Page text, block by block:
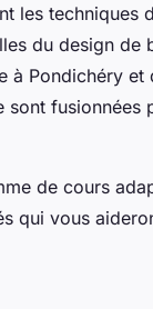
les techniques
du design de
à Pondichéry et
sont fusionnées
de cours
qui vous